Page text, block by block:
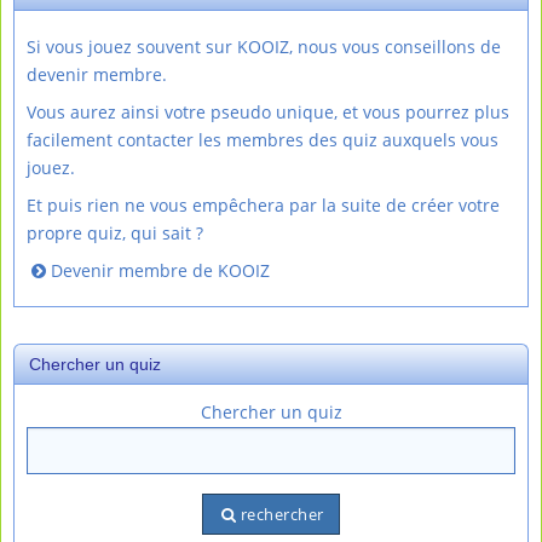
Si vous jouez souvent sur KOOIZ, nous vous conseillons de
devenir membre.
Vous aurez ainsi votre pseudo unique, et vous pourrez plus
facilement contacter les membres des quiz auxquels vous
jouez.
Et puis rien ne vous empêchera par la suite de créer votre
propre quiz, qui sait ?
Devenir membre de KOOIZ
Chercher un quiz
Chercher un quiz
rechercher